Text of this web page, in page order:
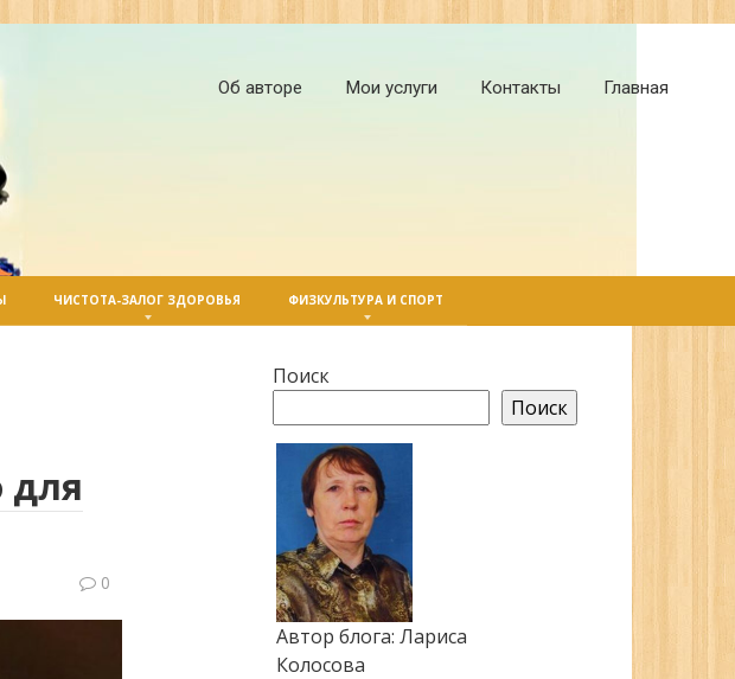
Об авторе Мои услуги Контакты Главная
ЧИСТОТА-ЗАЛОГ ЗДОРОВЬЯ ФИЗКУЛЬТУРА И СПОРТ
для
0
Поиск
Поиск
Автор блога: Лариса
Колосова